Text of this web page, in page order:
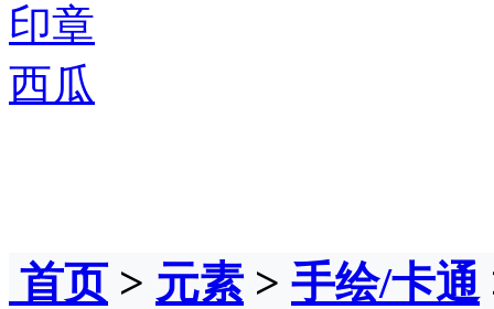
印章
西瓜
首页> 元素 > 手绘/卡通